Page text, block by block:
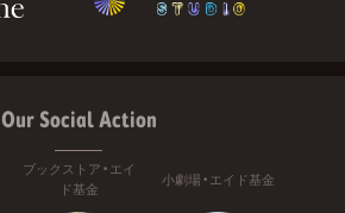
Our Social Action
ブックストア・エイ
ド基金
小劇場・エイド基金